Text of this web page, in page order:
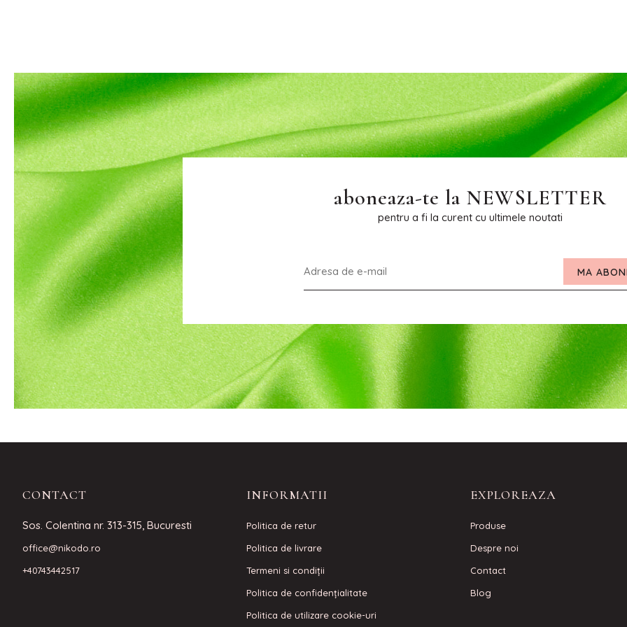
aboneaza-te la NEWSLETTER
pentru a fi la curent cu ultimele noutati
MA
CONTACT
Sos. Colentina nr. 313-315, Bucuresti
office@nikodo.ro
+40743442517
INFORMATII
Politica de retur
Politica de livrare
Termeni si condiţii
Politica de confidenţialitate
Politica de utilizare cookie-uri
EXPLOREAZA
Produse
Despre noi
Contact
Blog